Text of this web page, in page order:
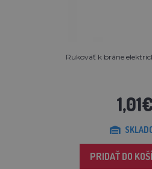
Rukoväť k bráne
1,01€
PRIDAŤ DO